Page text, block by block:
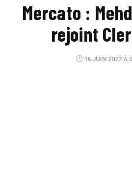
Mercato :
rejoint
16 JUIN 2022 À